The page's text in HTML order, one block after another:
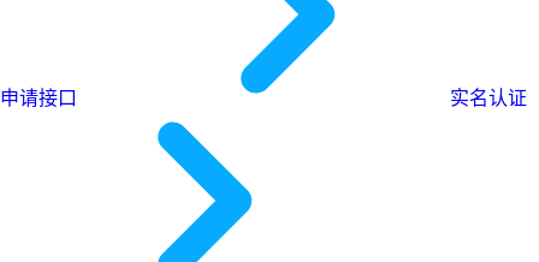
申请接口 实名认证